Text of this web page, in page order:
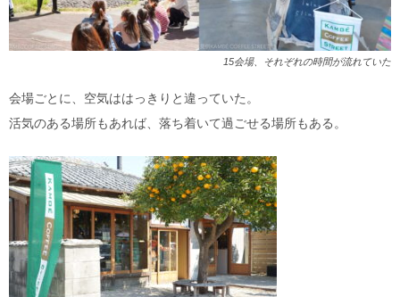
15会場、それぞれの時間が流れていた
会場ごとに、空気ははっきりと違っていた。
活気のある場所もあれば、落ち着いて過ごせる場所もある。